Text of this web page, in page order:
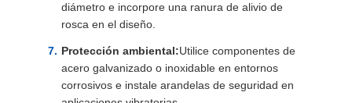
diámetro e incorpore una ranura de alivio de
rosca en el diseño.
Protección ambiental:Utilice componentes de
acero galvanizado o inoxidable en entornos
corrosivos e instale arandelas de seguridad en